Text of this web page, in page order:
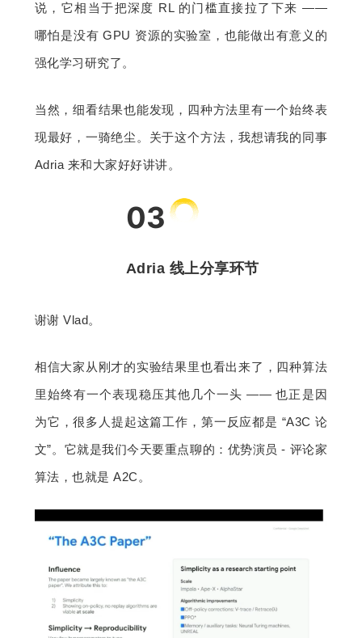
说，它相当于把深度 RL 的门槛直接拉了下来 ——
哪怕是没有 GPU 资源的实验室，也能做出有意义的
强化学习研究了。
当然，细看结果也能发现，四种方法里有一个始终表
现最好，一骑绝尘。关于这个方法，我想请我的同事
Adria 来和大家好好讲讲。
03
Adria 线上分享环节
谢谢 Vlad。
相信大家从刚才的实验结果里也看出来了，四种算法
里始终有一个表现稳压其他几个一头 —— 也正是因
为它，很多人提起这篇工作，第一反应都是 “A3C 论
文”。它就是我们今天要重点聊的：优势演员 - 评论家
算法，也就是 A2C。